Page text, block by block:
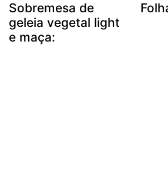
Sobremesa de
geleia vegetal light
e maça: